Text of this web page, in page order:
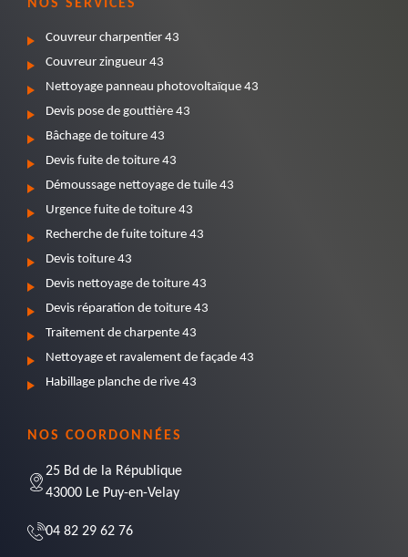
NOS SERVICES
Couvreur charpentier 43
Couvreur zingueur 43
Nettoyage panneau photovoltaïque 43
Devis pose de gouttière 43
Bâchage de toiture 43
Devis fuite de toiture 43
Démoussage nettoyage de tuile 43
Urgence fuite de toiture 43
Recherche de fuite toiture 43
Devis toiture 43
Devis nettoyage de toiture 43
Devis réparation de toiture 43
Traitement de charpente 43
Nettoyage et ravalement de façade 43
Habillage planche de rive 43
NOS COORDONNÉES
25 Bd de la République
43000 Le Puy-en-Velay
04 82 29 62 76